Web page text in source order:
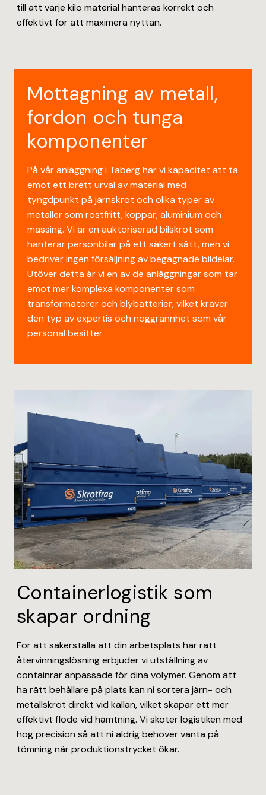
till att varje kilo material hanteras korrekt och
effektivt för att maximera nyttan.
Mottagning av metall,
fordon och tunga
komponenter
På vår anläggning i Taberg har vi kapacitet att ta
emot ett brett urval av material med
tyngdpunkt på järnskrot och olika typer av
metaller som rostfritt, koppar, aluminium och
mässing. Vi är en auktoriserad bilskrot som
hanterar personbilar på ett säkert sätt, men vi
bedriver ingen försäljning av begagnade bildelar.
Utöver detta är vi en av de anläggningar som tar
emot mer komplexa komponenter som
transformatorer och blybatterier, vilket kräver
den typ av expertis och noggrannhet som vår
personal besitter.
Containerlogistik som
skapar ordning
För att säkerställa att din arbetsplats har rätt
återvinningslösning erbjuder vi utställning av
containrar anpassade för dina volymer. Genom att
ha rätt behållare på plats kan ni sortera järn- och
metallskrot direkt vid källan, vilket skapar ett mer
effektivt flöde vid hämtning. Vi sköter logistiken med
hög precision så att ni aldrig behöver vänta på
tömning när produktionstrycket ökar.